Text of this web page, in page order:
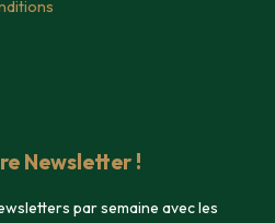
Newsletter !
par semaine avec les